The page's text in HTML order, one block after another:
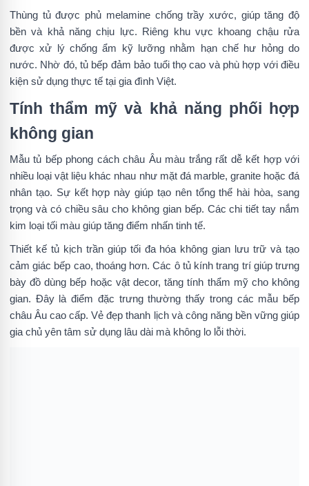
Thùng tủ được phủ melamine chống trầy xước, giúp tăng độ
bền và khả năng chịu lực. Riêng khu vực khoang chậu rửa
được xử lý chống ẩm kỹ lưỡng nhằm hạn chế hư hỏng do
nước. Nhờ đó, tủ bếp đảm bảo tuổi thọ cao và phù hợp với điều
kiện sử dụng thực tế tại gia đình Việt.
Tính thẩm mỹ và khả năng phối hợp
không gian
Mẫu tủ bếp phong cách châu Âu màu trắng rất dễ kết hợp với
nhiều loại vật liệu khác nhau như mặt đá marble, granite hoặc đá
nhân tạo. Sự kết hợp này giúp tạo nên tổng thể hài hòa, sang
trọng và có chiều sâu cho không gian bếp. Các chi tiết tay nắm
kim loại tối màu giúp tăng điểm nhấn tinh tế.
Thiết kế tủ kịch trần giúp tối đa hóa không gian lưu trữ và tạo
cảm giác bếp cao, thoáng hơn. Các ô tủ kính trang trí giúp trưng
bày đồ dùng bếp hoặc vật decor, tăng tính thẩm mỹ cho không
gian. Đây là điểm đặc trưng thường thấy trong các mẫu bếp
châu Âu cao cấp. Vẻ đẹp thanh lịch và công năng bền vững giúp
gia chủ yên tâm sử dụng lâu dài mà không lo lỗi thời.